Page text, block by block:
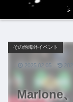
Marlone
その他海外イベント
2025.02.05